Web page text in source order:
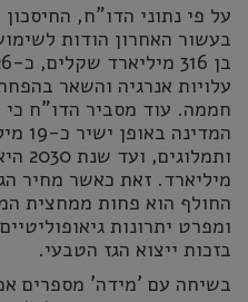
על פי נתוני הדו"ח,
בעשור האחרון הודות
עלויות אנרגיה והשאר
חממה. עוד מסביר הדו"ח כי
מיליארד. זאת כאשר מחיר
החולף הוא פחות ממחצית
ומפרט יתרונות
בזכות ייצוא הגז הטבעי.
בשיחה עם 'מידה' מספרים